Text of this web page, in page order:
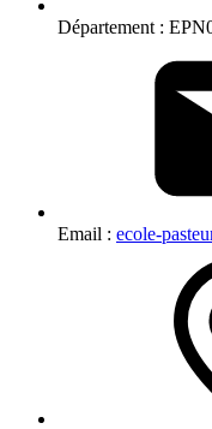
Département :
Email : ecole-